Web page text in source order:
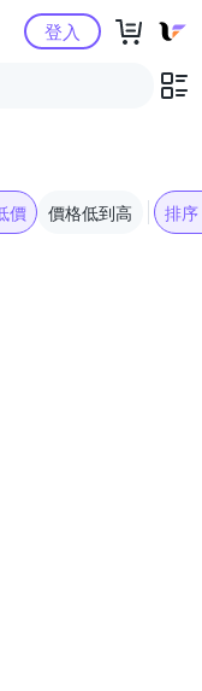
中心登入
價 價格低到高 排序